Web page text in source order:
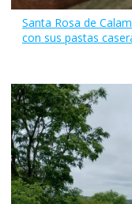
Santa Rosa de
con sus pastas